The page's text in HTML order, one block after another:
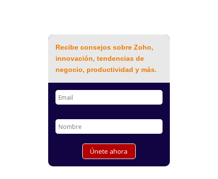
Recibe consejos sobre Zoho,
innovación, tendencias de
negocio, productividad y más.